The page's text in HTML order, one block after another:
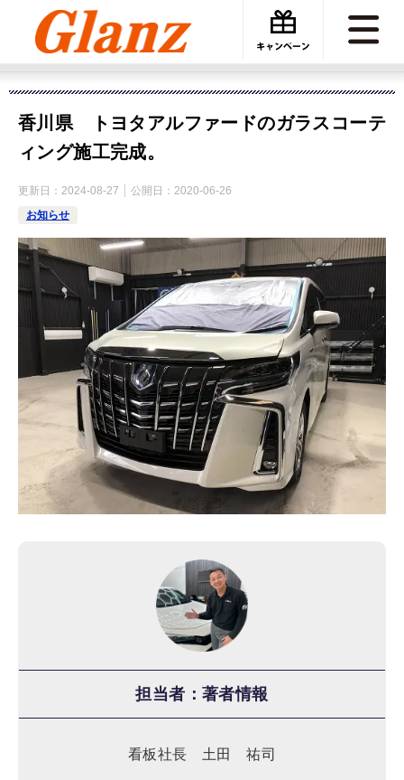
カーケアグランツ
施工事例
香川県 トヨタアルファードのガラスコーティング施工完成。
香川県 トヨタアルファードのガラスコーテ
ィング施工完成。
更新日： 2024-08-27 公開日： 2020-06-26
お知らせ
担当者：著者情報
看板社長 土田 祐司